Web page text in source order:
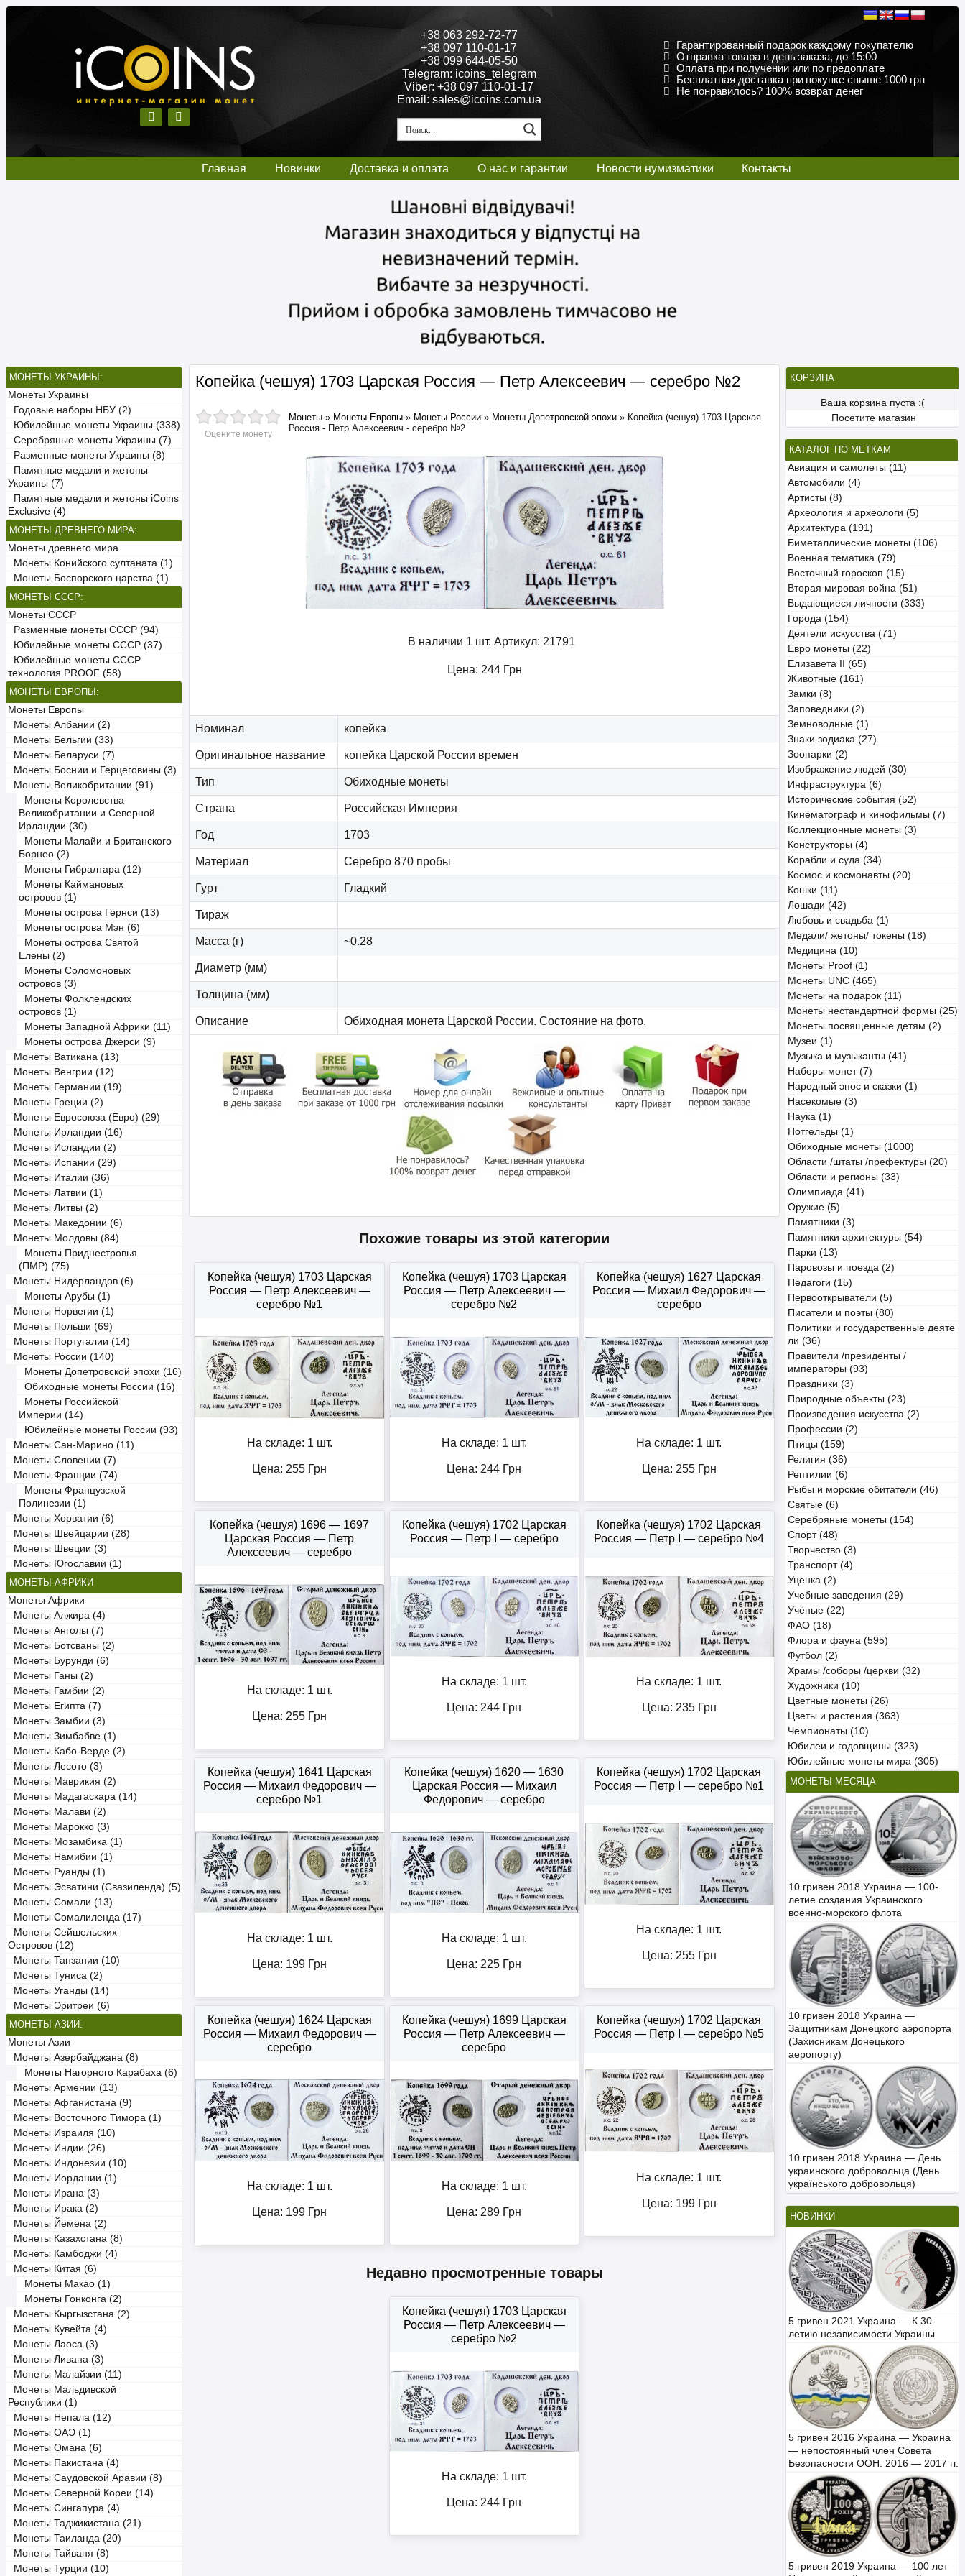
+38 063 292-72-77
+38 097 110-01-17
+38 099 644-05-50
Telegram: icoins_telegram
Viber: +38 097 110-01-17
Email: sales@icoins.com.ua
Гарантированный подарок каждому покупателю
Отправка товара в день заказа, до 15:00
Оплата при получении или по предоплате
Бесплатная доставка при покупке свыше 1000 грн
Не понравилось? 100% возврат денег
Главная Новинки Доставка и оплата О нас и гарантии Новости нумизматики Контакты
МОНЕТЫ УКРАИНЫ:
Монеты Украины
Годовые наборы НБУ (2)
Юбилейные монеты Украины (338)
Серебряные монеты Украины (7)
Разменные монеты Украины (8)
Памятные медали и жетоны
Украины (7)
Памятные медали и жетоны iCoins
Exclusive (4)
МОНЕТЫ ДРЕВНЕГО МИРА:
Монеты древнего мира
Монеты Конийского султаната (1)
Монеты Боспорского царства (1)
МОНЕТЫ СССР:
Монеты СССР
Разменные монеты СССР (94)
Юбилейные монеты СССР (37)
Юбилейные монеты СССР
технология PROOF (58)
МОНЕТЫ ЕВРОПЫ:
Монеты Европы
Монеты Албании (2)
Монеты Бельгии (33)
Монеты Беларуси (7)
Монеты Боснии и Герцеговины (3)
Монеты Великобритании (91)
Монеты Королевства
Великобритании и Северной
Ирландии (30)
Монеты Малайи и Британского
Борнео (2)
Монеты Гибралтара (12)
Монеты Каймановых
островов (1)
Монеты острова Гернси (13)
Монеты острова Мэн (6)
Монеты острова Святой
Елены (2)
Монеты Соломоновых
островов (3)
Монеты Фолклендских
островов (1)
Монеты Западной Африки (11)
Монеты острова Джерси (9)
Монеты Ватикана (13)
Монеты Венгрии (12)
Монеты Германии (19)
Монеты Греции (2)
Монеты Евросоюза (Евро) (29)
Монеты Ирландии (16)
Монеты Исландии (2)
Монеты Испании (29)
Монеты Италии (36)
Монеты Латвии (1)
Монеты Литвы (2)
Монеты Македонии (6)
Монеты Молдовы (84)
Монеты Приднестровья
(ПМР) (75)
Монеты Нидерландов (6)
Монеты Арубы (1)
Монеты Норвегии (1)
Монеты Польши (69)
Монеты Португалии (14)
Монеты России (140)
Монеты Допетровской эпохи (16)
Обиходные монеты России (16)
Монеты Российской
Империи (14)
Юбилейные монеты России (93)
Монеты Сан-Марино (11)
Монеты Словении (7)
Монеты Франции (74)
Монеты Французской
Полинезии (1)
Монеты Хорватии (6)
Монеты Швейцарии (28)
Монеты Швеции (3)
Монеты Югославии (1)
МОНЕТЫ АФРИКИ
Монеты Африки
Монеты Алжира (4)
Монеты Анголы (7)
Монеты Ботсваны (2)
Монеты Бурунди (6)
Монеты Ганы (2)
Монеты Гамбии (2)
Монеты Египта (7)
Монеты Замбии (3)
Монеты Зимбабве (1)
Монеты Кабо-Верде (2)
Монеты Лесото (3)
Монеты Маврикия (2)
Монеты Мадагаскара (14)
Монеты Малави (2)
Монеты Марокко (3)
Монеты Мозамбика (1)
Монеты Намибии (1)
Монеты Руанды (1)
Монеты Эсватини (Свазиленда) (5)
Монеты Сомали (13)
Монеты Сомалиленда (17)
Монеты Сейшельских
Островов (12)
Монеты Танзании (10)
Монеты Туниса (2)
Монеты Уганды (14)
Монеты Эритреи (6)
МОНЕТЫ АЗИИ:
Монеты Азии
Монеты Азербайджана (8)
Монеты Нагорного Карабаха (6)
Монеты Армении (13)
Монеты Афганистана (9)
Монеты Восточного Тимора (1)
Монеты Израиля (10)
Монеты Индии (26)
Монеты Индонезии (10)
Монеты Иордании (1)
Монеты Ирана (3)
Монеты Ирака (2)
Монеты Йемена (2)
Монеты Казахстана (8)
Монеты Камбоджи (4)
Монеты Китая (6)
Монеты Макао (1)
Монеты Гонконга (2)
Монеты Кыргызстана (2)
Монеты Кувейта (4)
Монеты Лаоса (3)
Монеты Ливана (3)
Монеты Малайзии (11)
Монеты Мальдивской
Республики (1)
Монеты Непала (12)
Монеты ОАЭ (1)
Монеты Омана (6)
Монеты Пакистана (4)
Монеты Саудовской Аравии (8)
Монеты Северной Кореи (14)
Монеты Сингапура (4)
Монеты Таджикистана (21)
Монеты Таиланда (20)
Монеты Тайваня (8)
Монеты Турции (10)
КОРЗИНА
Ваша корзина пуста :(
Посетите магазин
КАТАЛОГ ПО МЕТКАМ
Авиация и самолеты (11)
Автомобили (4)
Артисты (8)
Археология и археологи (5)
Архитектура (191)
Биметаллические монеты (106)
Военная тематика (79)
Восточный гороскоп (15)
Вторая мировая война (51)
Выдающиеся личности (333)
Города (154)
Деятели искусства (71)
Евро монеты (22)
Елизавета II (65)
Животные (161)
Замки (8)
Заповедники (2)
Земноводные (1)
Знаки зодиака (27)
Зоопарки (2)
Изображение людей (30)
Инфраструктура (6)
Исторические события (52)
Кинематограф и кинофильмы (7)
Коллекционные монеты (3)
Конструкторы (4)
Корабли и суда (34)
Космос и космонавты (20)
Кошки (11)
Лошади (42)
Любовь и свадьба (1)
Медали/ жетоны/ токены (18)
Медицина (10)
Монеты Proof (1)
Монеты UNC (465)
Монеты на подарок (11)
Монеты нестандартной формы (25)
Монеты посвященные детям (2)
Музеи (1)
Музыка и музыканты (41)
Наборы монет (7)
Народный эпос и сказки (1)
Насекомые (3)
Наука (1)
Нотгельды (1)
Обиходные монеты (1000)
Области /штаты /префектуры (20)
Области и регионы (33)
Олимпиада (41)
Оружие (5)
Памятники (3)
Памятники архитектуры (54)
Парки (13)
Паровозы и поезда (2)
Педагоги (15)
Первооткрыватели (5)
Писатели и поэты (80)
Политики и государственные деяте
ли (36)
Правители /президенты /
императоры (93)
Праздники (3)
Природные объекты (23)
Произведения искусства (2)
Профессии (2)
Птицы (159)
Религия (36)
Рептилии (6)
Рыбы и морские обитатели (46)
Святые (6)
Серебряные монеты (154)
Спорт (48)
Творчество (3)
Транспорт (4)
Уценка (2)
Учебные заведения (29)
Учёные (22)
ФАО (18)
Флора и фауна (595)
Футбол (2)
Храмы /соборы /церкви (32)
Художники (10)
Цветные монеты (26)
Цветы и растения (363)
Чемпионаты (10)
Юбилеи и годовщины (323)
Юбилейные монеты мира (305)
МОНЕТЫ МЕСЯЦА
10 гривен 2018 Украина — 100-
летие создания Украинского
военно-морского флота
10 гривен 2018 Украина —
Защитникам Донецкого аэропорта
(Захисникам Донецького
аеропорту)
10 гривен 2018 Украина — День
украинского добровольца (День
українського добровольця)
НОВИНКИ
5 гривен 2021 Украина — К 30-
летию независимости Украины
5 гривен 2016 Украина — Украина
— непостоянный член Совета
Безопасности ООН. 2016 — 2017 гг.
5 гривен 2019 Украина — 100 лет
Копейка (чешуя) 1703 Царская Россия — Петр Алексеевич — серебро №2
Оцените монету
Монеты » Монеты Европы » Монеты России » Монеты Допетровской эпохи » Копейка (чешуя) 1703 Царская
Россия - Петр Алексеевич - серебро №2
В наличии 1 шт. Артикул: 21791
Цена: 244 Грн
Номинал копейка
Оригинальное название копейка Царской России времен
Тип Обиходные монеты
Страна Российская Империя
Год 1703
Материал Серебро 870 пробы
Гурт Гладкий
Тираж
Масса (г) ~0.28
Диаметр (мм)
Толщина (мм)
Описание Обиходная монета Царской России. Состояние на фото.
Похожие товары из этой категории
Копейка (чешуя) 1703 Царская
Россия — Петр Алексеевич —
серебро №1
На складе: 1 шт.
Цена: 255 Грн
Копейка (чешуя) 1703 Царская
Россия — Петр Алексеевич —
серебро №2
На складе: 1 шт.
Цена: 244 Грн
Копейка (чешуя) 1627 Царская
Россия — Михаил Федорович —
серебро
На складе: 1 шт.
Цена: 255Грн
Копейка (чешуя) 1696 — 1697
Царская Россия — Петр
Алексеевич — серебро
На складе: 1 шт.
Цена: 255 Грн
Копейка (чешуя) 1702 Царская
Россия — Петр І — серебро
На складе: 1 шт.
Цена: 244 Грн
Копейка (чешуя) 1702 Царская
Россия — Петр І — серебро №4
На складе: 1 шт.
Цена: 235Грн
Копейка (чешуя) 1641 Царская
Россия — Михаил Федорович —
серебро №1
На складе: 1 шт.
Цена: 199 Грн
Копейка (чешуя) 1620 — 1630
Царская Россия — Михаил
Федорович — серебро
На складе: 1 шт.
Цена: 225 Грн
Копейка (чешуя) 1702 Царская
Россия — Петр І — серебро №1
На складе: 1 шт.
Цена: 255Грн
Копейка (чешуя) 1624 Царская
Россия — Михаил Федорович —
серебро
На складе: 1 шт.
Цена: 199 Грн
Копейка (чешуя) 1699 Царская
Россия — Петр Алексеевич —
серебро
На складе: 1 шт.
Цена: 289 Грн
Копейка (чешуя) 1702 Царская
Россия — Петр І — серебро №5
На складе: 1 шт.
Цена: 199Грн
Недавно просмотренные товары
Копейка (чешуя) 1703 Царская
Россия — Петр Алексеевич —
серебро №2
На складе: 1 шт.
Цена: 244 Грн